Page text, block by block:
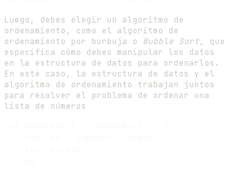
Luego, debes elegir un algoritmo de
ordenamiento, como el algoritmo de
ordenamiento por burbuja o Bubble Sort, que
especifica cómo debes manipular los datos
en la estructura de datos para ordenarlos.
En este caso, la estructura de datos y el
algoritmo de ordenamiento trabajan juntos
para resolver el problema de ordenar una
lista de números